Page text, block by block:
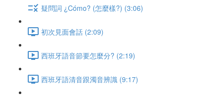
疑問詞 ¿Cómo? (怎麼樣?) (3:06)
初次見面會話 (2:09)
西班牙語音節要怎麼分? (2:19)
西班牙語清音跟濁音辨識 (9:17)